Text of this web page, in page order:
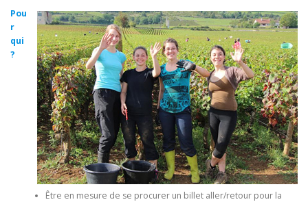
Pou
r
qui
?
Être en mesure de se procurer un billet aller/retour pour la